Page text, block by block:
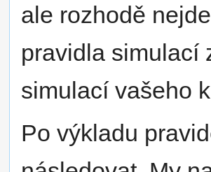
ale rozhodě
pravidla simulací
simulací vašeho
Po výkladu